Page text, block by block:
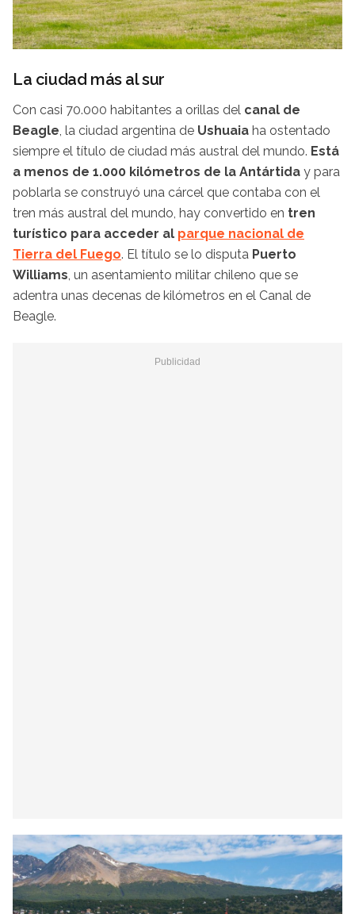
La ciudad más al sur
Con casi 70.000 habitantes a orillas del canal de
Beagle, la ciudad argentina de Ushuaia ha ostentado
siempre el título de ciudad más austral del mundo. Está
a menos de 1.000 kilómetros de la Antártida y para
poblarla se construyó una cárcel que contaba con el
tren más austral del mundo, hay convertido en tren
turístico para acceder al parque nacional de
Tierra del Fuego. El título se lo disputa Puerto
Williams, un asentamiento militar chileno que se
adentra unas decenas de kilómetros en el Canal de
Beagle.